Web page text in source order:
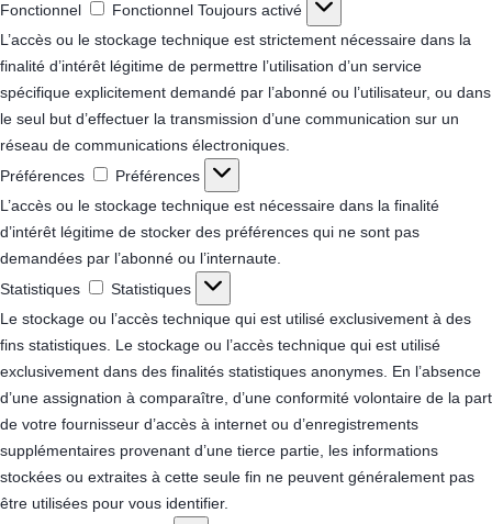
Fonctionnel
Fonctionnel Toujours activé
L’accès ou le stockage technique est strictement nécessaire dans la
finalité d’intérêt légitime de permettre l’utilisation d’un service
spécifique explicitement demandé par l’abonné ou l’utilisateur, ou dans
le seul but d’effectuer la transmission d’une communication sur un
réseau de communications électroniques.
Préférences
Préférences
L’accès ou le stockage technique est nécessaire dans la finalité
d’intérêt légitime de stocker des préférences qui ne sont pas
demandées par l’abonné ou l’internaute.
Statistiques
Statistiques
Le stockage ou l’accès technique qui est utilisé exclusivement à des
fins statistiques. Le stockage ou l’accès technique qui est utilisé
exclusivement dans des finalités statistiques anonymes. En l’absence
d’une assignation à comparaître, d’une conformité volontaire de la part
de votre fournisseur d’accès à internet ou d’enregistrements
supplémentaires provenant d’une tierce partie, les informations
stockées ou extraites à cette seule fin ne peuvent généralement pas
être utilisées pour vous identifier.